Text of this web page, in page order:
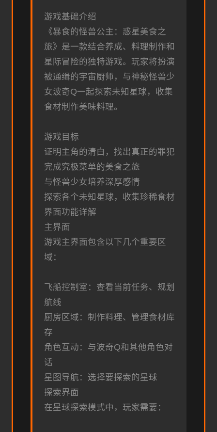
游戏基础介绍
《暴食的怪兽公主：惑星美食之
旅》是一款结合养成、料理制作和
星际冒险的独特游戏。玩家将扮演
被通缉的宇宙厨师，与神秘怪兽少
女波奇Q一起探索未知星球，收集
食材制作美味料理。
游戏目标
证明主角的清白，找出真正的罪犯
完成究极菜单的美食之旅
与怪兽少女培养深厚感情
探索各个未知星球，收集珍稀食材
界面功能详解
主界面
游戏主界面包含以下几个重要区
域：
飞船控制室：查看当前任务、规划
航线
厨房区域：制作料理、管理食材库
存
角色互动：与波奇Q和其他角色对
话
星图导航：选择要探索的星球
探索界面
在星球探索模式中，玩家需要：